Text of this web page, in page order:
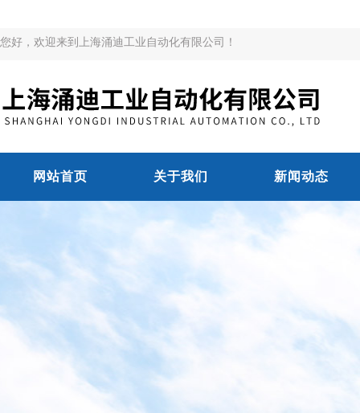
您好，欢迎来到上海涌迪工业自动化有限公司！
网站首页 关于我们 新闻动态